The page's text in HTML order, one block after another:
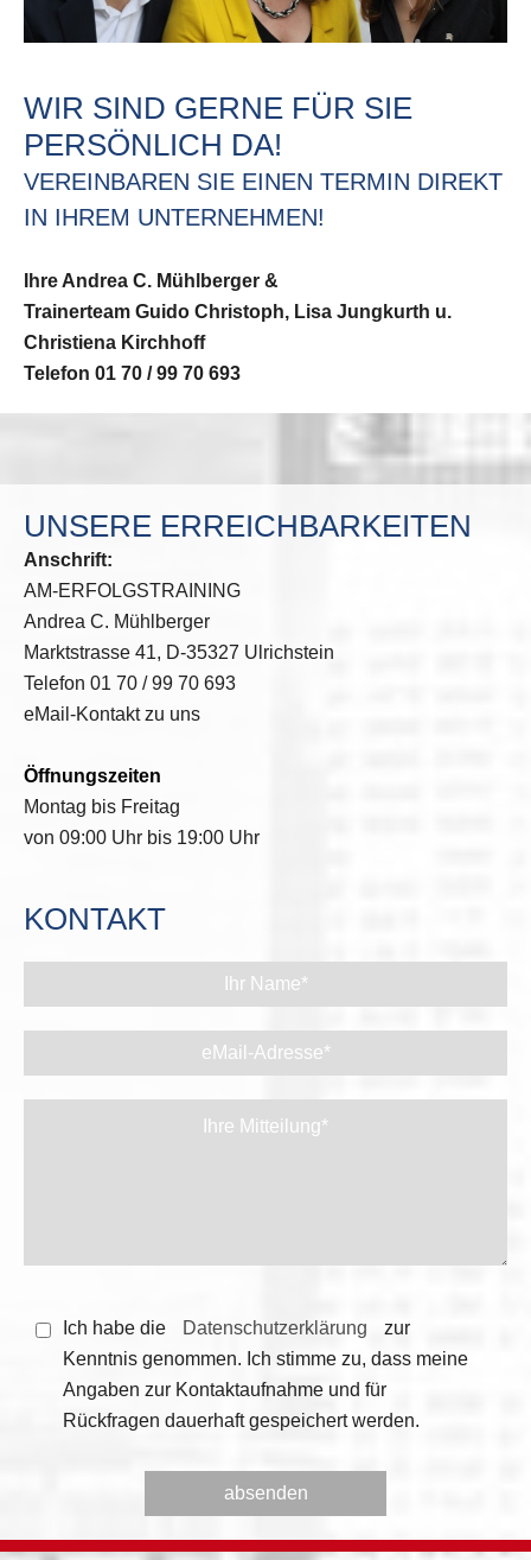
WIR SIND GERNE FÜR SIE
PERSÖNLICH DA!
VEREINBAREN SIE EINEN TERMIN DIREKT
IN IHREM UNTERNEHMEN!
Ihre Andrea C. Mühlberger &
Trainerteam Guido Christoph, Lisa Jungkurth u.
Christiena Kirchhoff
Telefon 01 70 / 99 70 693
UNSERE ERREICHBARKEITEN
Anschrift:
AM-ERFOLGSTRAINING
Andrea C. Mühlberger
Marktstrasse 41, D-35327 Ulrichstein
Telefon 01 70 / 99 70 693
eMail-Kontakt zu uns
Öffnungszeiten
Montag bis Freitag
von 09:00 Uhr bis 19:00 Uhr
KONTAKT
Ich habe die Datenschutzerklärung
zur
Kenntnis genommen. Ich stimme zu, dass meine
Angaben zur Kontaktaufnahme und für
Rückfragen dauerhaft gespeichert werden.
Feld
Feld